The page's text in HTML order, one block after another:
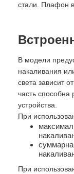
стали. Плафон
В модели
накаливания
света зависит
часть способна
устройства.
При
При